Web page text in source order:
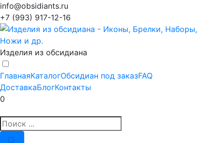
info@obsidiants.ru
+7 (993) 917-12-16
Изделия из обсидиана
ГлавнаяКаталогОбсидиан под заказFAQ
ДоставкаБлогКонтакты
0